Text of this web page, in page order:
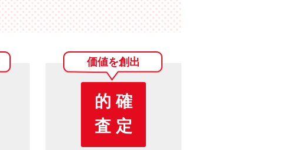
価値を創出
的 確
査 定